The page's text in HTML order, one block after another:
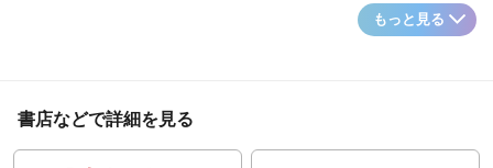
もっと見る
書店などで詳細を見る